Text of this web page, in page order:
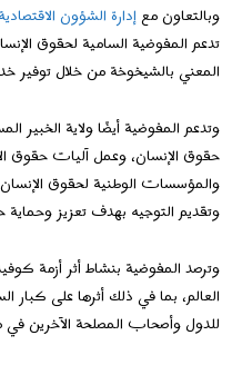
وبالتعاون معإدارة الشؤون
تدعم المفوضية السامية لحقوق
المعني بالشيخوخة من خلال توفير
وتدعم المفوضية أيضًا ولاية الخبير
حقوق الإنسان، وعمل آليات حقوق
والمؤسسات الوطنية لحقوق
وتقديم التوجيه بهدف تعزيز
العالم، بما في ذلك أثرها على
للدول وأصحاب المصلحة الآخرين في